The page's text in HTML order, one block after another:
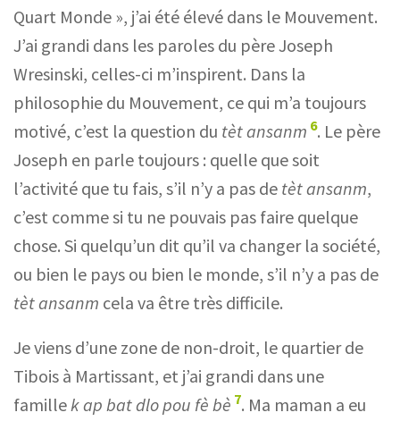
Quart Monde », j’ai été élevé dans le Mouvement.
J’ai grandi dans les paroles du père Joseph
Wresinski, celles-ci m’inspirent. Dans la
philosophie du Mouvement, ce qui m’a toujours
motivé, c’est la question du tèt ansanm 6. Le père
Joseph en parle toujours : quelle que soit
l’activité que tu fais, s’il n’y a pas de tèt ansanm,
c’est comme si tu ne pouvais pas faire quelque
chose. Si quelqu’un dit qu’il va changer la société,
ou bien le pays ou bien le monde, s’il n’y a pas de
tèt ansanm cela va être très difficile.
Je viens d’une zone de non-droit, le quartier de
Tibois à Martissant, et j’ai grandi dans une
famillek ap bat dlo pou fè bè 7. Ma maman a eu